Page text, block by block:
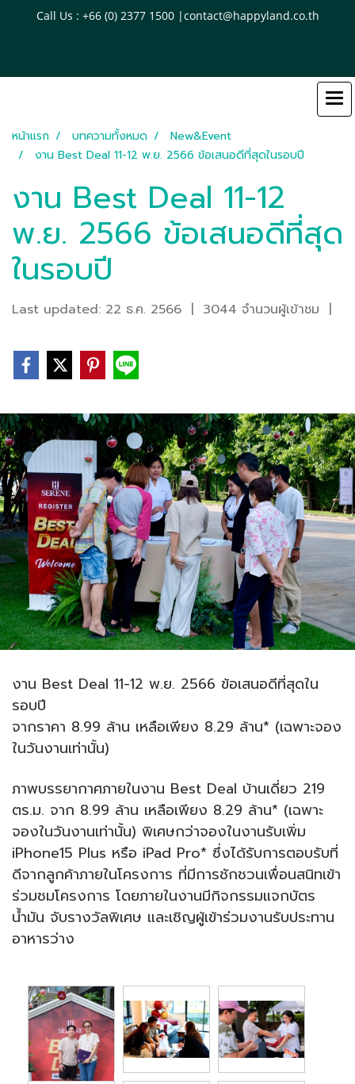
Call Us : +66 (0) 2377 1500 |contact@happyland.co.th
หน้าแรก บทความทั้งหมด
New&Event
งาน Best Deal 11-12 พ.ย. 2566 ข้อเสนอดีที่สุดในรอบปี
งาน Best Deal 11-12
พ.ย. 2566 ข้อเสนอดีที่สุด
ในรอบปี
Last updated: 22 ธ.ค. 2566 | 3044 จำนวนผู้เข้าชม |
งาน Best Deal 11-12 พ.ย. 2566 ข้อเสนอดีที่สุดใน
รอบปี
จากราคา 8.99 ล้าน เหลือเพียง 8.29 ล้าน* (เฉพาะจอง
ในวันงานเท่านั้น)
ภาพบรรยากาศภายในงาน Best Deal บ้านเดี่ยว 219
ตร.ม. จาก 8.99 ล้าน เหลือเพียง 8.29 ล้าน* (เฉพาะ
จองในวันงานเท่านั้น) พิเศษกว่าจองในงานรับเพิ่ม
iPhone15 Plus หรือ iPad Pro* ซึ่งได้รับการตอบรับที่
ดีจากลูกค้าภายในโครงการ ที่มีการชักชวนเพื่อนสนิทเข้า
ร่วมชมโครงการ โดยภายในงานมีกิจกรรมแจกบัตร
น้ำมัน จับรางวัลพิเศษ และเชิญผู้เข้าร่วมงานรับประทาน
อาหารว่าง